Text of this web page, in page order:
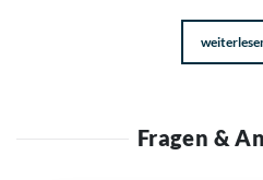
Fragen &